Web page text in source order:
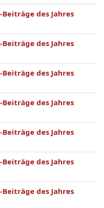
des Jahres
des Jahres
des Jahres
des Jahres
des Jahres
des Jahres
des Jahres